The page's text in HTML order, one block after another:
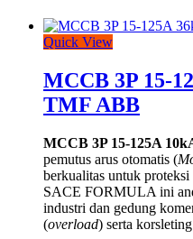
Quick View
MCCB 3P 15-
TMF ABB
MCCB 3P 15-125A
pemutus arus otomatis (
berkualitas untuk
SACE FORMULA ini
industri dan gedung
(overload) serta